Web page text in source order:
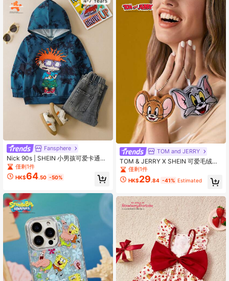
Fansphere
Nick 90s | SHEIN 小男孩可爱卡通人
物扎染休闲连帽长袖卫衣
僅剩1件
HK$64.50 -50%
TOM and JERRY
TOM & JERRY X SHEIN 可爱毛绒挂
件，材质柔软，适合挂在包包、钥匙
链、书包等处，适合青少年、成人
等。
僅剩1件
HK$29.84 -41% Estimated